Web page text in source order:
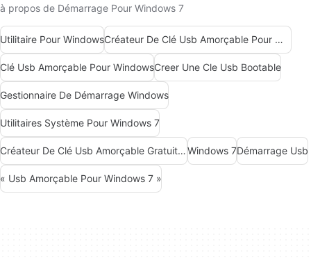
à propos de Démarrage Pour Windows 7
Utilitaire Pour Windows Créateur De Clé Usb Amorçable Pour Windows
Clé Usb Amorçable Pour WindowsCreer Une Cle Usb Bootable
Gestionnaire De Démarrage Windows
Utilitaires Système Pour Windows 7
Créateur De Clé Usb Amorçable Gratuit Pour WindowsWindows 7Démarrage Usb
« Usb Amorçable Pour Windows 7 »